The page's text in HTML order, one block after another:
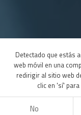
gema 2M
Detectado que estás
web móvil en una
redirigir al sitio web
clic en 'sí'
No